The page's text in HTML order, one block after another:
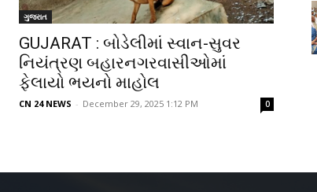
ગુજરાત
GUJARAT : બોડેલીમાં સ્વાન-સુવર
નિયંત્રણ બહારનગરવાસીઓમાં
ફેલાયો ભયનો માહોલ
CN 24 NEWS - December 29, 2025 1:12 PM 0